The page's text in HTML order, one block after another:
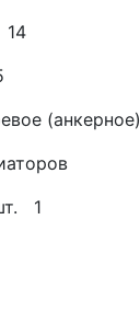
(анкерное)
1